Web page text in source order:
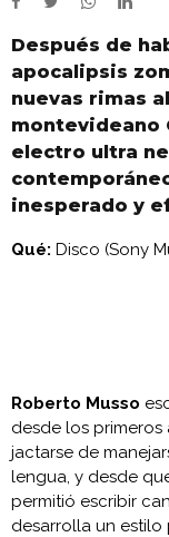
Después de
apocalipsis
nuevas rimas
montevideano
electro ultra
inesperado y
Qué: Disco (Sony
Roberto Musso
desde los
jactarse de
lengua, y desde
permitió escribir
desarrolla un